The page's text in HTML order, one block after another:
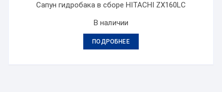
Сапун гидробака в сборе HITACHI ZX160LC
В наличии
ПОДРОБНЕЕ